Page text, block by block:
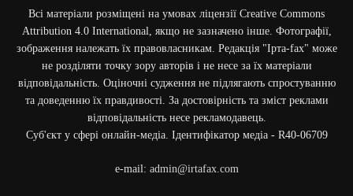
Всі матеріали розміщені на умовах ліцензії Creative Commons
Attribution 4.0 International, якщо не зазначено інше. Фотографії,
зображення належать їх правовласникам. Редакція "Ірта-fax" може
не розділяти точку зору авторів і не несе за їх матеріали
відповідальність. Оціночні судження не підлягають спростуванню
та доведенню їх правдивості. За достовірність та зміст реклами
відповідальність несе рекламодавець.
Cуб'єкт у сфері онлайн-медіа. Ідентифікатор медіа - R40-06709
e-mail: admin@irtafax.com